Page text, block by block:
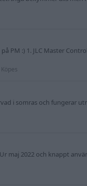
:) 1. JLC Master
i somras och fungerar
maj 2022 och knappt